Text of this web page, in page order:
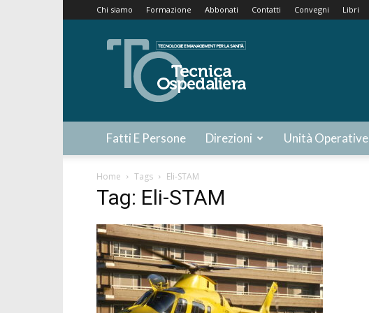
Chi siamo Formazione Abbonati Contatti Convegni Libri
Tecnica
Ospedaliera
Fatti E Persone Direzioni Unità Operative
Home Tags Eli-STAM
Tag: Eli-STAM